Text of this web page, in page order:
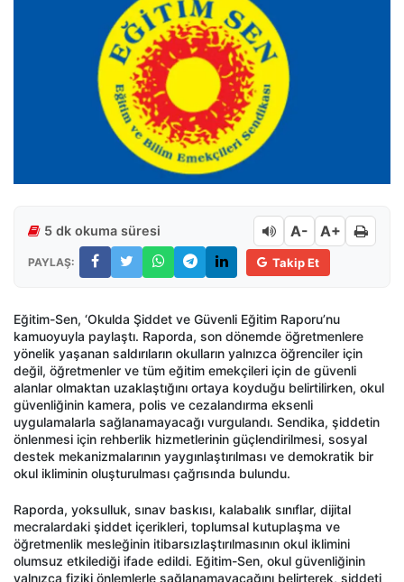
5 dk okuma süresi A- A+
PAYLAŞ: Takip Et
Eğitim-Sen, ‘Okulda Şiddet ve Güvenli Eğitim Raporu’nu
kamuoyuyla paylaştı. Raporda, son dönemde öğretmenlere
yönelik yaşanan saldırıların okulların yalnızca öğrenciler için
değil, öğretmenler ve tüm eğitim emekçileri için de güvenli
alanlar olmaktan uzaklaştığını ortaya koyduğu belirtilirken, okul
güvenliğinin kamera, polis ve cezalandırma eksenli
uygulamalarla sağlanamayacağı vurgulandı. Sendika, şiddetin
önlenmesi için rehberlik hizmetlerinin güçlendirilmesi, sosyal
destek mekanizmalarının yaygınlaştırılması ve demokratik bir
okul ikliminin oluşturulması çağrısında bulundu.
Raporda, yoksulluk, sınav baskısı, kalabalık sınıflar, dijital
mecralardaki şiddet içerikleri, toplumsal kutuplaşma ve
öğretmenlik mesleğinin itibarsızlaştırılmasının okul iklimini
olumsuz etkilediği ifade edildi. Eğitim-Sen, okul güvenliğinin
yalnızca fiziki önlemlerle sağlanamayacağını belirterek, şiddeti